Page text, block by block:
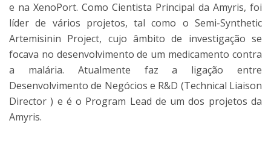
e na XenoPort. Como Cientista Principal da Amyris, foi
líder de vários projetos, tal como o Semi-Synthetic
Artemisinin Project, cujo âmbito de investigação se
focava no desenvolvimento de um medicamento contra
a malária. Atualmente faz a ligação entre
Desenvolvimento de Negócios e R&D (Technical Liaison
Director ) e é o Program Lead de um dos projetos da
Amyris.